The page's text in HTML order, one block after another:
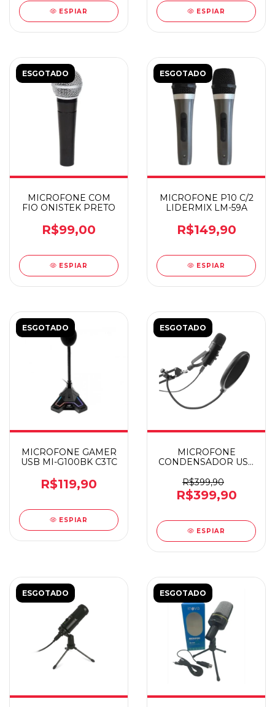
ESPIAR ESPIAR
ESGOTADO
MICROFONE COM
FIO ONISTEK PRETO
R$99,00
ESPIAR
ESGOTADO
MICROFONE P10 C/2
LIDERMIX LM-59A
R$149,90
ESPIAR
ESGOTADO
MICROFONE GAMER
USB MI-G100BK C3TC
R$119,90
ESPIAR
ESGOTADO
MICROFONE
CONDENSADOR USB
R$399,90
R$399,90
ESPIAR
ESGOTADO ESGOTADO